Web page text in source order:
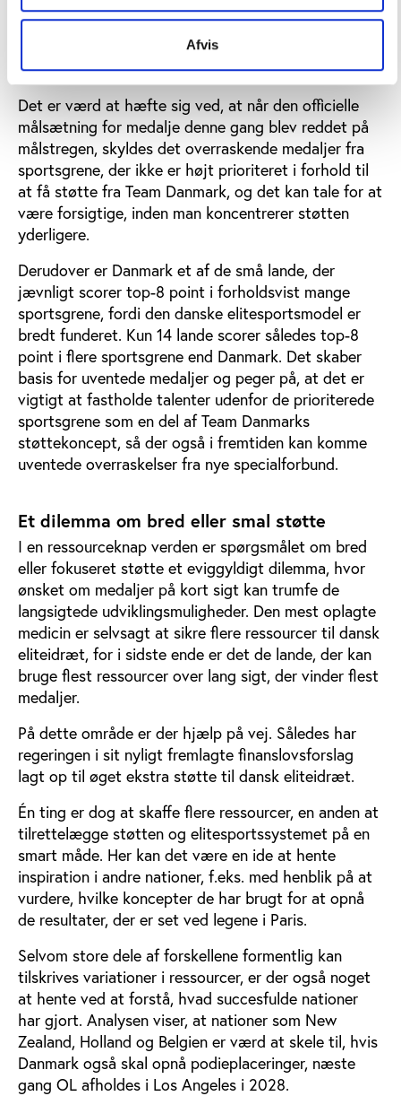
Afvis
skal tage over senere. Det kan skade de langsigtede
medaljechancer. For de specialforbund, der mister
eller får beskåret støtten, bliver det endnu sværere
at udvikle mulighederne for at vinde medaljer.
Det er værd at hæfte sig ved, at når den officielle
målsætning for medalje denne gang blev reddet på
målstregen, skyldes det overraskende medaljer fra
sportsgrene, der ikke er højt prioriteret i forhold til
at få støtte fra Team Danmark, og det kan tale for at
være forsigtige, inden man koncentrerer støtten
yderligere.
Derudover er Danmark et af de små lande, der
jævnligt scorer top-8 point i forholdsvist mange
sportsgrene, fordi den danske elitesportsmodel er
bredt funderet. Kun 14 lande scorer således top-8
point i flere sportsgrene end Danmark. Det skaber
basis for uventede medaljer og peger på, at det er
vigtigt at fastholde talenter udenfor de prioriterede
sportsgrene som en del af Team Danmarks
støttekoncept, så der også i fremtiden kan komme
uventede overraskelser fra nye specialforbund.
Et dilemma om bred eller smal støtte
I en ressourceknap verden er spørgsmålet om bred
eller fokuseret støtte et eviggyldigt dilemma, hvor
ønsket om medaljer på kort sigt kan trumfe de
langsigtede udviklingsmuligheder. Den mest oplagte
medicin er selvsagt at sikre flere ressourcer til dansk
eliteidræt, for i sidste ende er det de lande, der kan
bruge flest ressourcer over lang sigt, der vinder flest
medaljer.
På dette område er der hjælp på vej. Således har
regeringen i sit nyligt fremlagte finanslovsforslag
lagt op til øget ekstra støtte til dansk eliteidræt.
Én ting er dog at skaffe flere ressourcer, en anden at
tilrettelægge støtten og elitesportssystemet på en
smart måde. Her kan det være en ide at hente
inspiration i andre nationer, f.eks. med henblik på at
vurdere, hvilke koncepter de har brugt for at opnå
de resultater, der er set ved legene i Paris.
Selvom store dele af forskellene formentlig kan
tilskrives variationer i ressourcer, er der også noget
at hente ved at forstå, hvad succesfulde nationer
har gjort. Analysen viser, at nationer som New
Zealand, Holland og Belgien er værd at skele til, hvis
Danmark også skal opnå podieplaceringer, næste
gang OL afholdes i Los Angeles i 2028.